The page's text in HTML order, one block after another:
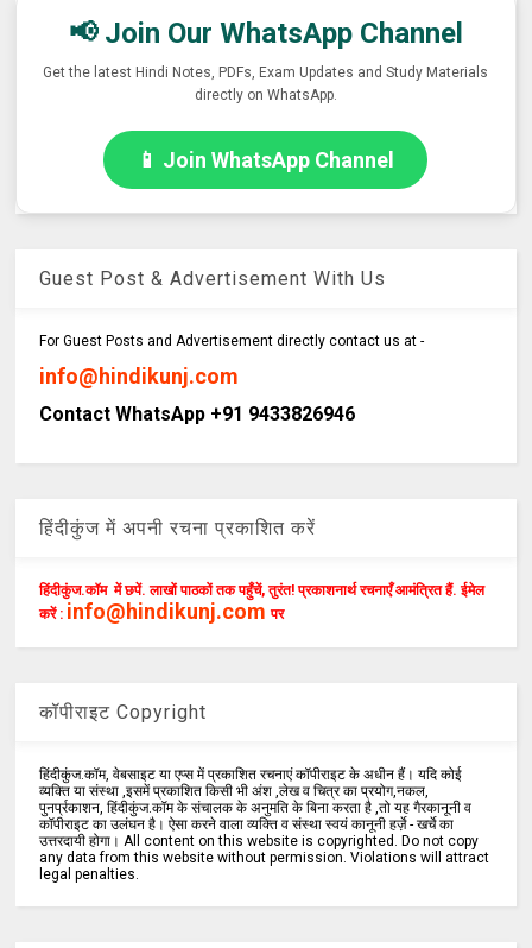
📢 Join Our WhatsApp Channel
Get the latest Hindi Notes, PDFs, Exam Updates and Study Materials
directly on WhatsApp.
📱 Join WhatsApp Channel
Guest Post & Advertisement With Us
For Guest Posts and Advertisement directly contact us at -
info@hindikunj.com
Contact WhatsApp +91 9433826946
हिंदीकुंज में अपनी रचना प्रकाशित करें
हिंदीकुंज.कॉम में छपें. लाखों पाठकों तक पहुँचें, तुरंत! प्रकाशनार्थ रचनाएँ आमंत्रित हैं. ईमेल
करें : info@hindikunj.com पर
कॉपीराइट Copyright
हिंदीकुंज.कॉम, वेबसाइट या एप्स में प्रकाशित रचनाएं कॉपीराइट के अधीन हैं। यदि कोई
व्यक्ति या संस्था ,इसमें प्रकाशित किसी भी अंश ,लेख व चित्र का प्रयोग,नकल,
पुनर्प्रकाशन, हिंदीकुंज.कॉम के संचालक के अनुमति के बिना करता है ,तो यह गैरकानूनी व
कॉपीराइट का उलंघन है। ऐसा करने वाला व्यक्ति व संस्था स्वयं कानूनी हर्ज़े - खर्चे का
उत्तरदायी होगा। All content on this website is copyrighted. Do not copy
any data from this website without permission. Violations will attract
legal penalties.